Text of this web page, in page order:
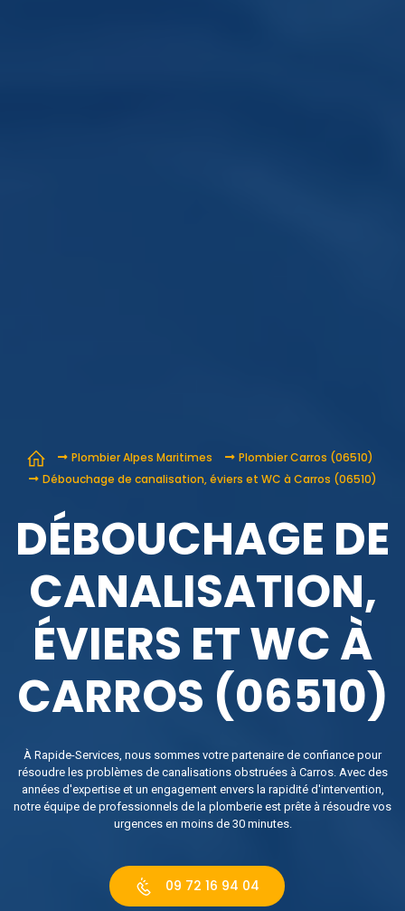
Plombier Alpes Maritimes
Plombier Carros (06510)
Débouchage de canalisation, éviers et WC à Carros (06510)
DÉBOUCHAGE DE
CANALISATION,
ÉVIERS ET WC À
CARROS (06510)
À Rapide-Services, nous sommes votre partenaire de confiance pour
résoudre les problèmes de canalisations obstruées à Carros. Avec des
années d'expertise et un engagement envers la rapidité d'intervention,
notre équipe de professionnels de la plomberie est prête à résoudre vos
urgences en moins de 30 minutes.
09 72 16 94 04